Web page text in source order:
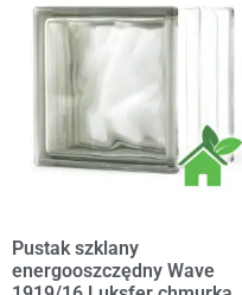
Pustak szklany
energooszczędny Wave